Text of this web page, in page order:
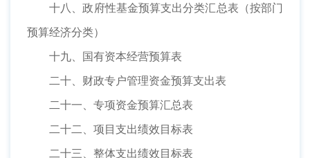
十八、政府性基金预算支出分类汇总表（按部门
预算经济分类）
十九、国有资本经营预算表
二十、财政专户管理资金预算支出表
二十一、专项资金预算汇总表
二十二、项目支出绩效目标表
二十三、整体支出绩效目标表